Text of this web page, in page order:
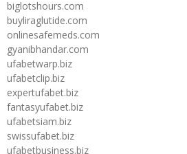
biglotshours.com
buyliraglutide.com
onlinesafemeds.com
gyanibhandar.com
ufabetwarp.biz
ufabetclip.biz
expertufabet.biz
fantasyufabet.biz
ufabetsiam.biz
swissufabet.biz
ufabetbusiness.biz